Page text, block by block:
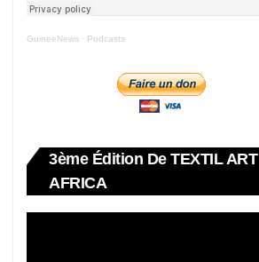
GuineeNews · Podcasts
3ème Édition De TEXTIL ART
AFRICA